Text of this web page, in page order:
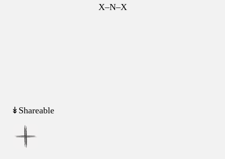
X–N–X
↡Shareable